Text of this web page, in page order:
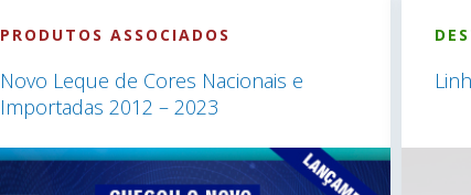
PRODUTOS ASSOCIADOS
Novo Leque de Cores Nacionais e
Importadas 2012 – 2023